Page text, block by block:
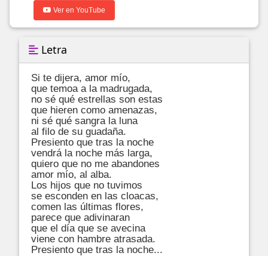
Ver en YouTube
Letra
Si te dijera, amor mío,
que temoa a la madrugada,
no sé qué estrellas son estas
que hieren como amenazas,
ni sé qué sangra la luna
al filo de su guadaña.
Presiento que tras la noche
vendrá la noche más larga,
quiero que no me abandones
amor mío, al alba.
Los hijos que no tuvimos
se esconden en las cloacas,
comen las últimas flores,
parece que adivinaran
que el día que se avecina
viene con hambre atrasada.
Presiento que tras la noche...